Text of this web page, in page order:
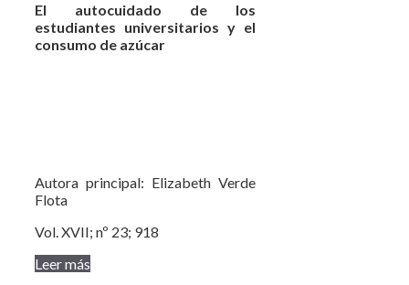
El autocuidado de los
estudiantes universitarios y el
consumo de azúcar
Autora principal: Elizabeth Verde
Flota
Vol. XVII; nº 23; 918
Leer más